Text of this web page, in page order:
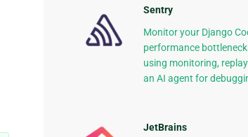
Sentry
Monitor your Django
performance
using monitoring,
an AI agent for
JetBrains